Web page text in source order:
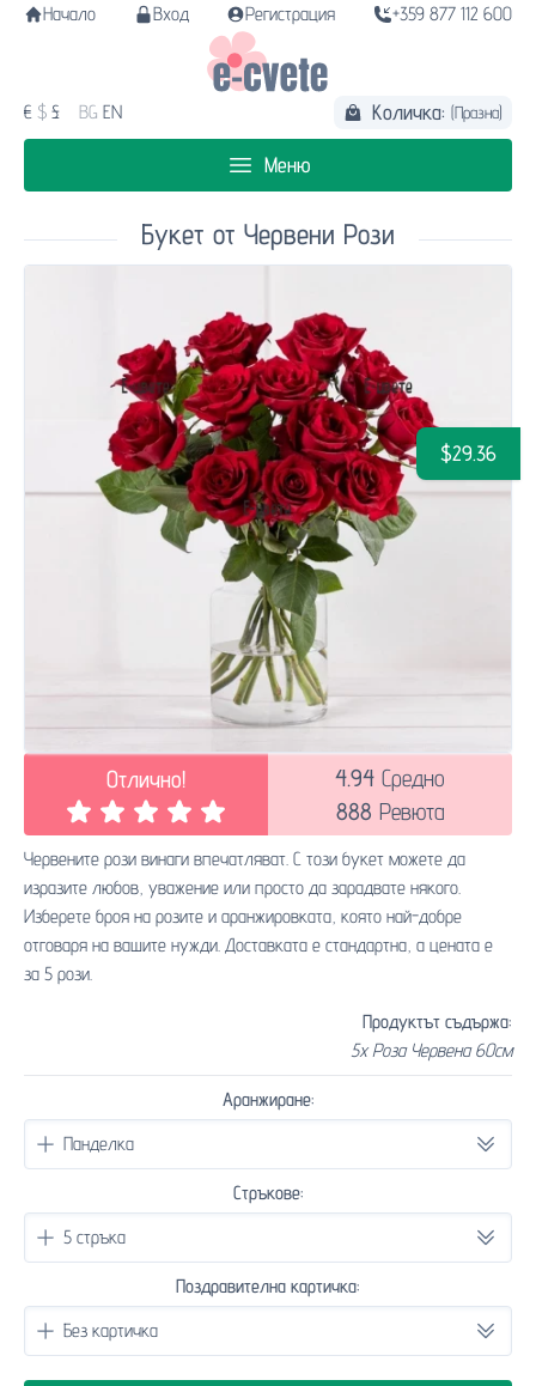
Начало Вход Регистрация +359 877 112 600
€ $ £ BG EN Количка: (Празна)
Меню
Букет от Червени Рози
$29.36
Отлично! 4.94 Средно
888 Ревюта
Червените рози винаги впечатляват. С този букет можете да
изразите любов, уважение или просто да зарадвате някого.
Изберете броя на розите и аранжировката, която най-добре
отговаря на вашите нужди. Доставката е стандартна, а цената е
за 5 рози.
Продуктът съдържа:
5x Роза Червена 60см
Аранжиране:
Стръкове:
Поздравителна картичка: